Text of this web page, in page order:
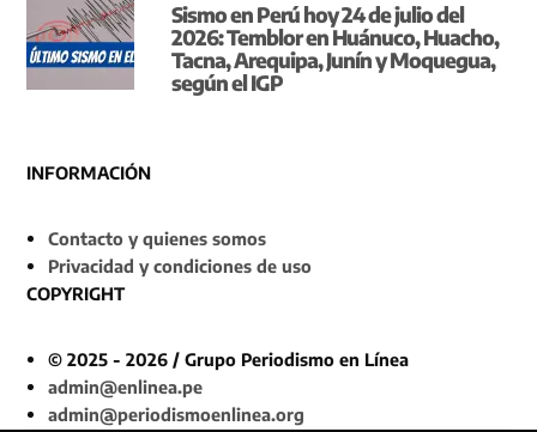
Sismo en Perú hoy 24 de julio del
2026: Temblor en Huánuco, Huacho,
Tacna, Arequipa, Junín y Moquegua,
según el IGP
INFORMACIÓN
Contacto y quienes somos
Privacidad y condiciones de uso
COPYRIGHT
© 2025 - 2026 / Grupo Periodismo en Línea
admin@enlinea.pe
admin@periodismoenlinea.org